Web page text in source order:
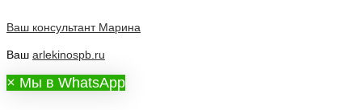
Ваш консультант Марина
Ваш arlekinospb.ru
× Мы в WhatsApp